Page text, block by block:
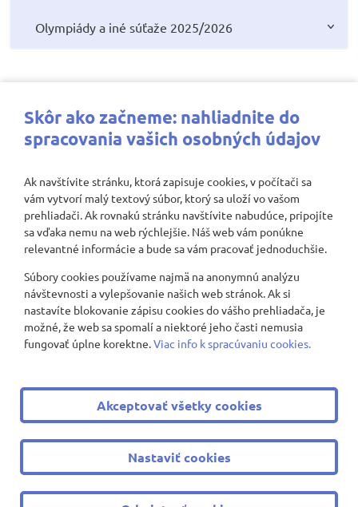
Olympiády a iné súťaže 2025/2026
Najbližšie aktivity
Nenašli sa žiadne záznamy
Zobraziť viac
© 2008 - 2026 ZŠ Nevädzová 2 | Všetky práva vyhradené
|
Ochrana osobných údajov |
Cookies nastavenie
Tvorba web stránokaredakčný systémodAlejTech, spol. s
r.o.
Skôr ako začneme: nahliadnite do
spracovania vašich osobných údajov
Ak navštívite stránku, ktorá zapisuje cookies, v počítači sa
vám vytvorí malý textový súbor, ktorý sa uloží vo vašom
prehliadači. Ak rovnakú stránku navštívite nabudúce, pripojíte
sa vďaka nemu na web rýchlejšie. Náš web vám ponúkne
relevantné informácie a bude sa vám pracovať jednoduchšie.
Súbory cookies používame najmä na anonymnú analýzu
návštevnosti a vylepšovanie našich web stránok. Ak si
nastavíte blokovanie zápisu cookies do vášho prehliadača, je
možné, že web sa spomalí a niektoré jeho časti nemusia
fungovať úplne korektne.Viac info k spracúvaniu cookies.
Akceptovať všetky cookies
Nastaviť cookies